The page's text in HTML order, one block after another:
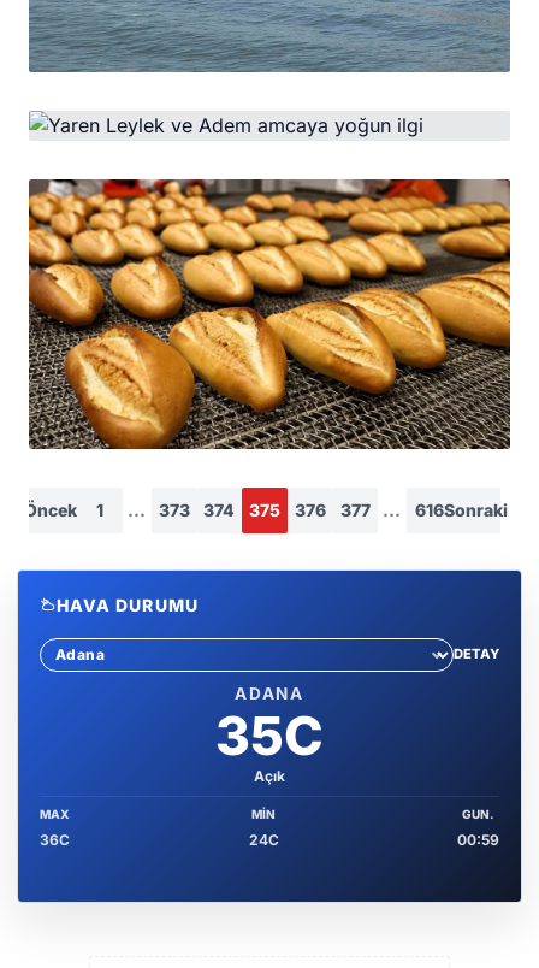
"Küçük Venedik" turizm sezonunu açtı
Yaren Leylek ve Adem amcaya yoğun ilgi
Ekmek fiyatına zam!
Önceki 1 ... 373 374 375 376 377 ... 616Sonraki
HAVA DURUMU
Sehir sec
DETAY
ADANA
35C
Açık
MAX
36C
MIN
24C
GUN.
00:59